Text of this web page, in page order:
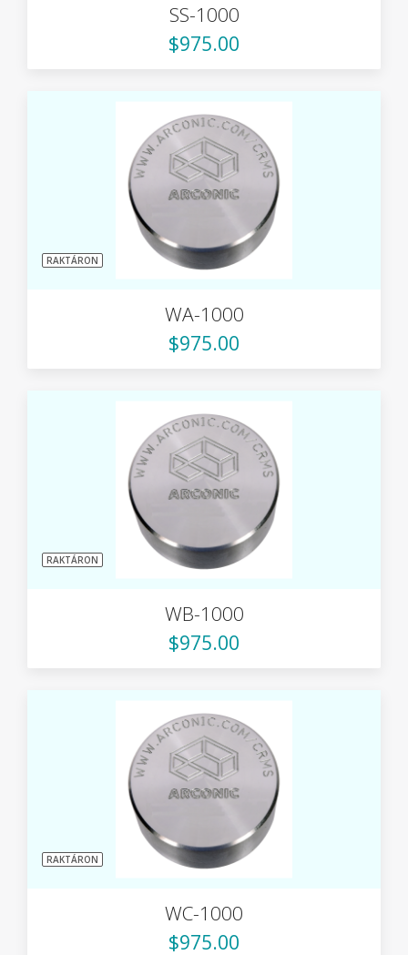
SS-1000
$975.00
RAKTÁRON
WA-1000
$975.00
RAKTÁRON
WB-1000
$975.00
RAKTÁRON
WC-1000
$975.00